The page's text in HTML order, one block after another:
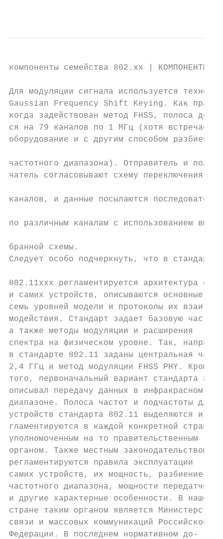
компоненты семейства 802.xx |
Для модуляции сигнала используется
Gaussian Frequency Shift Keying. Как
когда задействован метод FHSS,
ся на 79 каналов по 1 МГц (хотя
оборудование и с другим способом разбиения
частотного диапазона). Отправитель и полу-
чатель согласовывают схему
каналов, и данные посылаются
по различным каналам с использованием вы-
бранной схемы.
Следует особо подчеркнуть, что в
802.11ххх регламентируется
и самих устройств, описываются основные
семь уровней модели и протоколы их
модействия. Стандарт задает базовую
а также методы модуляции и расширения
спектра на физическом уровне. Так,
в стандарте 802.11 заданы центральная
2,4 ГГц и метод модуляции FHSS PHY.
того, первоначальный вариант стандарта
описывал передачу данных в
диапазоне. Полоса частот и подчастоты
устройств стандарта 802.11 выделяются
гламентируются в каждой конкретной
уполномоченным на то
органом. Также местным
регламентируются правила эксплуатации
самих устройств, их мощность, разбиение
частотного диапазона, мощности
и другие характерные особенности. В
стране таким органом является
связи и массовых коммуникаций
Федерации. В последнем нормативном до-